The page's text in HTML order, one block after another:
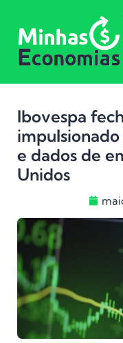
Ibovespa
e dados de
Unidos